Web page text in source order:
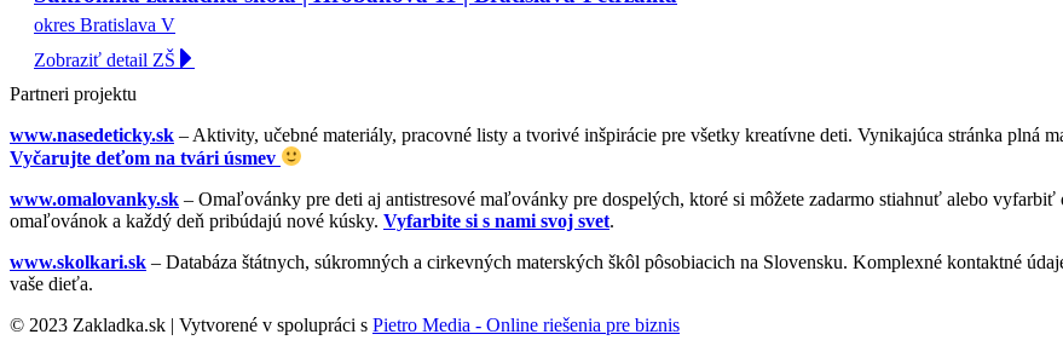
okres Bratislava V
Zobraziť detail ZŠ
Partneri projektu
www.nasedeticky.sk – Aktivity, učebné materiály, pracovné listy a tvorivé inšpirácie pre všetky kreatívne deti. Vynikajúca stránka plná
Vyčarujte deťom na tvári úsmev
www.omalovanky.sk – Omaľovánky pre deti aj antistresové maľovánky pre dospelých, ktoré si môžete zadarmo stiahnuť alebo
omaľovánok a každý deň pribúdajú nové kúsky. Vyfarbite si s nami svoj svet.
www.skolkari.sk – Databáza štátnych, súkromných a cirkevných materských škôl pôsobiacich na Slovensku. Komplexné kontaktné
vaše dieťa.
© 2023 Zakladka.sk | Vytvorené v spolupráci s Pietro Media - Online riešenia pre biznis